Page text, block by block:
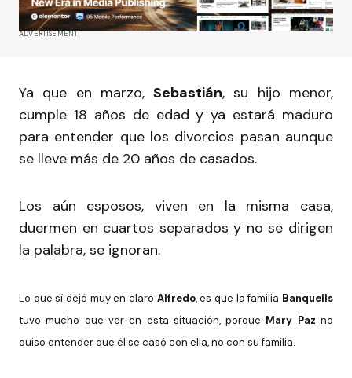
ADVERTISEMENT
Ya que en marzo,Sebastián, su hijo menor,
cumple 18 años de edad y ya estará maduro
para entender que los divorcios pasan aunque
se lleve más de 20 años de casados.
Los aún esposos, viven en la misma casa,
duermen en cuartos separados y no se dirigen
la palabra, se ignoran.
Lo que sí dejó muy en claro Alfredo, es que la familia Banquells
tuvo mucho que ver en esta situación, porque Mary Pazno
quiso entender que él se casó con ella, no con su familia.